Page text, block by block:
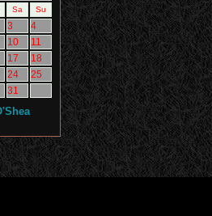
Sa Su
3
4
10
11
17
18
24
25
31